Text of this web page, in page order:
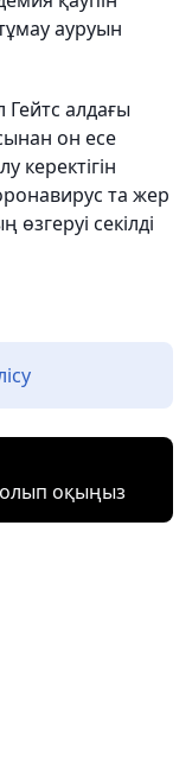
ауруын
Гейтс алдағы
он есе
керектігін
та жер
өзгеруі секілді
оқыңыз